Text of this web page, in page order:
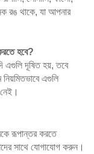
রঙ থাকে, যা আপনার
হবে?
এগুলি দূষিত হয়, তবে
নিয়মিতভাবে এগুলি
রূপান্তর করতে
সাথে যোগাযোগ করুন।